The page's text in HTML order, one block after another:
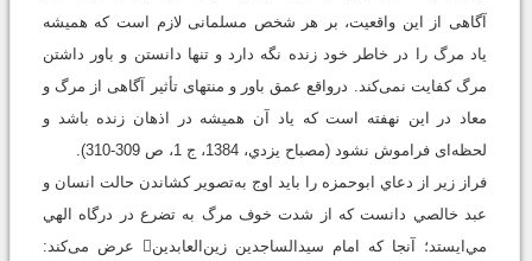
آگاهى از اين واقعيت، بر هر شخص مسلمانى لازم است که هميشه
ياد مرگ را در خاطر خود زنده نگه دارد و تنها دانستن و باور داشتن
مرگ كفايت نمى‌كند. درواقع عمق باور و منتهاى تأثير آگاهى از مرگ و
معاد در اين نهفته است كه ياد آن هميشه در اذهان زنده باشد و
لحظه‌اى فراموش نشود (مصباح يزدي، 1384، ج 1، ص 309-310).
فراز زير از دعاي ابوحمزه را بايد اوج به‌تصوير کشاندن حالت انسان و
عبد خالصي دانست که از شدت خوف مرگ به تضرع در درگاه الهي
مي‌ايستد؛ آنجا که امام سيدالساجدين زين‌العابدين عرض می‌کند: